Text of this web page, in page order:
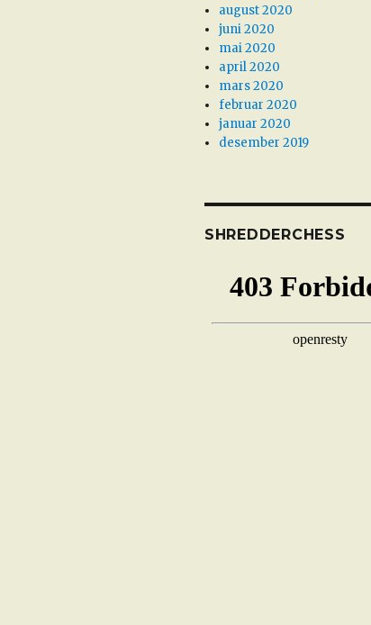
august 2020
juni 2020
mai 2020
april 2020
mars 2020
februar 2020
januar 2020
desember 2019
SHREDDERCHESS